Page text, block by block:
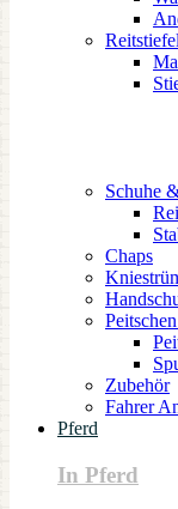
Schuhe
Chaps
Zubehör
Fahrer
Pferd
In Pferd